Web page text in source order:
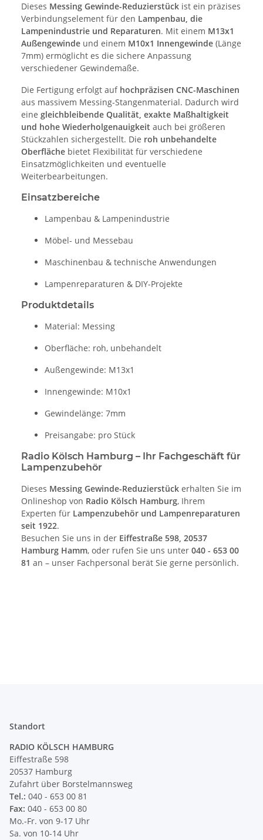
Dieses Messing Gewinde-Reduzierstück ist ein präzises
Verbindungselement für den Lampenbau, die
Lampenindustrie und Reparaturen. Mit einem M13x1
Außengewinde und einem M10x1 Innengewinde (Länge
7mm) ermöglicht es die sichere Anpassung
verschiedener Gewindemaße.
Die Fertigung erfolgt auf hochpräzisen CNC-Maschinen
aus massivem Messing-Stangenmaterial. Dadurch wird
eine gleichbleibende Qualität, exakte Maßhaltigkeit
und hohe Wiederholgenauigkeit auch bei größeren
Stückzahlen sichergestellt. Die roh unbehandelte
Oberfläche bietet Flexibilität für verschiedene
Einsatzmöglichkeiten und eventuelle
Weiterbearbeitungen.
Einsatzbereiche
Lampenbau & Lampenindustrie
Möbel- und Messebau
Maschinenbau & technische Anwendungen
Lampenreparaturen & DIY-Projekte
Produktdetails
Material: Messing
Oberfläche: roh, unbehandelt
Außengewinde: M13x1
Innengewinde: M10x1
Gewindelänge: 7mm
Preisangabe: pro Stück
Radio Kölsch Hamburg – Ihr Fachgeschäft für
Lampenzubehör
Dieses Messing Gewinde-Reduzierstück erhalten Sie im
Onlineshop von Radio Kölsch Hamburg, Ihrem
Experten für Lampenzubehör und Lampenreparaturen
seit 1922.
Besuchen Sie uns in der Eiffestraße 598, 20537
Hamburg Hamm, oder rufen Sie uns unter 040 - 653 00
81 an – unser Fachpersonal berät Sie gerne persönlich.
Standort
RADIO KÖLSCH HAMBURG
Eiffestraße 598
20537 Hamburg
Zufahrt über Borstelmannsweg
Tel.: 040 - 653 00 81
Fax: 040 - 653 00 80
Mo.-Fr. von 9-17 Uhr
Sa. von 10-14 Uhr